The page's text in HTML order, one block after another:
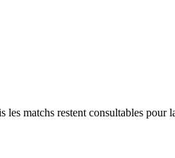
les matchs restent consultables pour